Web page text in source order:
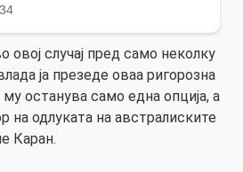
случај пред само неколку
ја презеде оваа ригорозна
останува само една опција, а
на одлуката на австралиските
Каран.